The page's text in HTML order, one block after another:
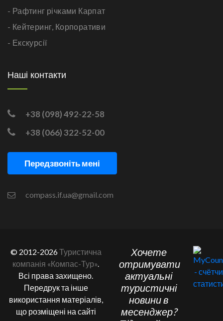
- Рафтинг річками Карпат
- Кейтеринг, Корпоративи
- Екскурсії
Наші контакти
+38 (098) 492-22-58
+38 (066) 322-52-00
Передзвоніть мені
compass.if.ua@gmail.com
© 2012-2026Туристична
компанія «Компас-Тур»
Всі права захищено.
Передрук та інше
використання матеріалів,
що розміщені на сайті
Хочете
отримувати
актуальні
туристичні
новини в
месенджер?